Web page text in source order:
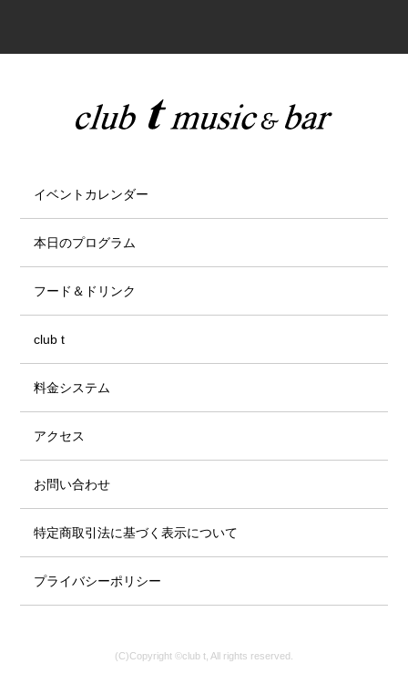
イベントカレンダー
本日のプログラム
フード＆ドリンク
club t
料金システム
アクセス
お問い合わせ
特定商取引法に基づく表示について
プライバシーポリシー
(C)Copyright ©club t, All rights reserved.